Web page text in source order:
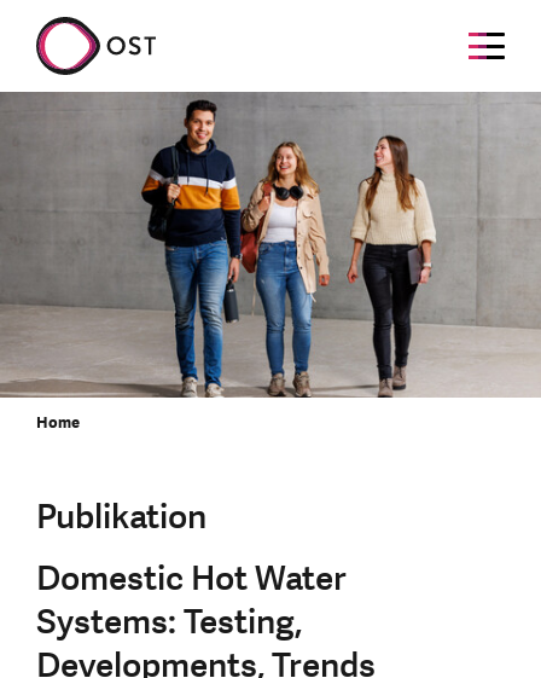
Home
Publikation
Domestic Hot Water
Systems: Testing,
Developments, Trends